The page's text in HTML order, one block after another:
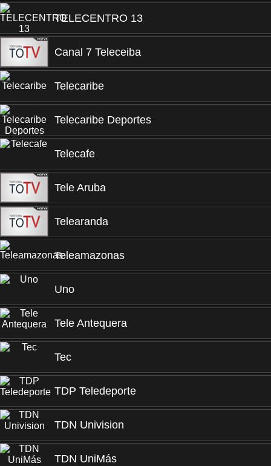
TELECENTRO 13
Canal 7 Teleceiba
Telecaribe
Telecaribe Deportes
Telecafe
Tele Aruba
Telearanda
Teleamazonas
Uno
Tele Antequera
Tec
TDP Teledeporte
TDN Univision
TDN UniMás